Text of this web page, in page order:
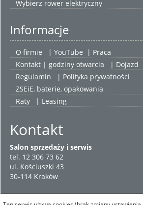
Wybierz rower elektryczny
Informacje
O firmie | YouTube | Praca
Kontakt | godziny otwarcia
| Dojazd
Regulamin
| Polityka prywatności
ZSEiE, baterie, opakowania
Raty
| Leasing
Kontakt
Salon sprzedaży i serwis
tel. 12 306 73 62
ul. Kościuszki 43
30-114 Kraków